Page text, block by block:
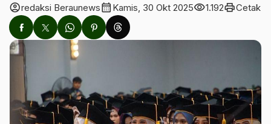
account_circleredaksi Beraunewscalendar_month Kamis, 30 Okt 2025visibility1.192printCetak